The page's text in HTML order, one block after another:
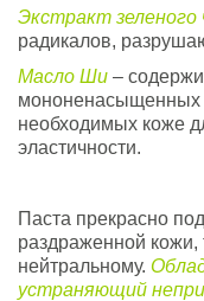
Экстракт зеленого
радикалов,
Масло Ши –
мононенасыщенных
необходимых коже
эластичности.
Паста прекрасно
раздраженной кожи,
нейтральному.
устраняющий